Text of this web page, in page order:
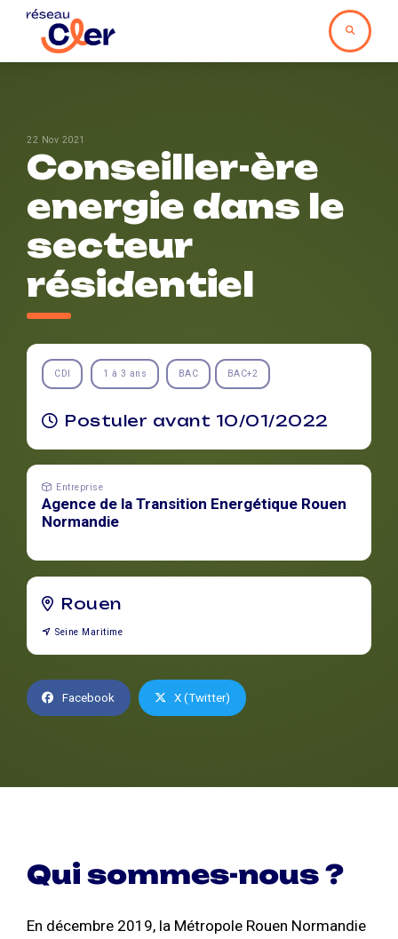
22 Nov 2021
Conseiller-ère
energie dans le
secteur
résidentiel
CDI 1 à 3 ans BAC BAC+2
Postuler avant 10/01/2022
Entreprise
Agence de la Transition Energétique Rouen
Normandie
Rouen
Seine Maritime
Facebook X (Twitter)
Qui sommes-nous ?
En décembre 2019, la Métropole Rouen Normandie